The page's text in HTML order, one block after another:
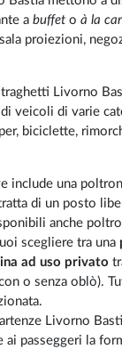
abuffetoà la
proiezioni,
Livorno
veicoli di varie
biciclette,
include una
di un posto
anche
scegliere tra una
ad uso privato
o senza oblò).
Livorno
ai passeggeri la